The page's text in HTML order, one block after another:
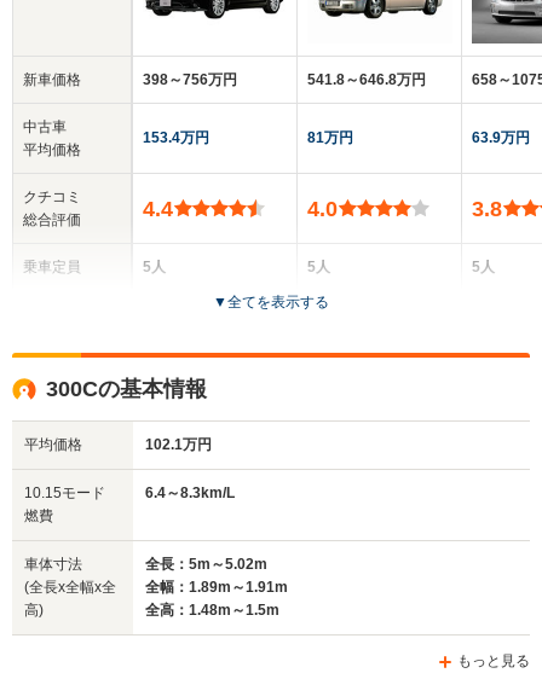
新車価格
中古車
平均価格
クチコミ
総合評価
乗車定員
サイズ
(全長x全幅x全高)
398～756万円
153.4万円
4.4
5人
全高
1.49m～1.5m
全幅
1.91m
541.8～646.8万円
81万円
4.0
5人
5ドア
658～
63.9万円
3.8
5人
▼全てを表示する
300Cの基本情報
平均価格 102.1万円
10.15モード
燃費
6.4～8.3km/L
車体寸法
(全長x全幅x全
高)
全長：5m～5.02m
全幅：1.89m～1.91m
全高：1.48m～1.5m
もっと見る